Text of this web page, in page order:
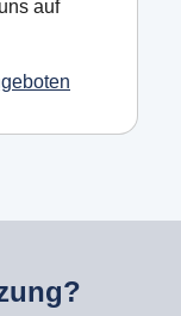
auf